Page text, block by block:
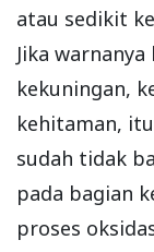
atau sedikit
Jika
kekuningan,
kehitaman,
sudah tidak
pada bagian
proses